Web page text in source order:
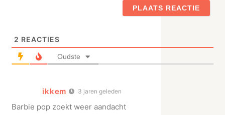
2 REACTIES
Oudste
ikkem 3 jaren geleden
Barbie pop zoekt weer aandacht